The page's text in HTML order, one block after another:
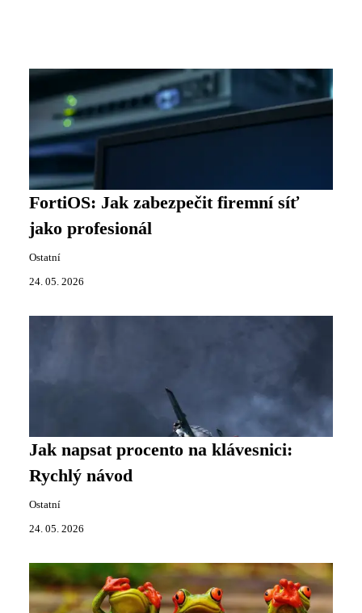
FortiOS: Jak zabezpečit firemní síť
jako profesionál
Ostatní
24. 05. 2026
Jak napsat procento na klávesnici:
Rychlý návod
Ostatní
24. 05. 2026